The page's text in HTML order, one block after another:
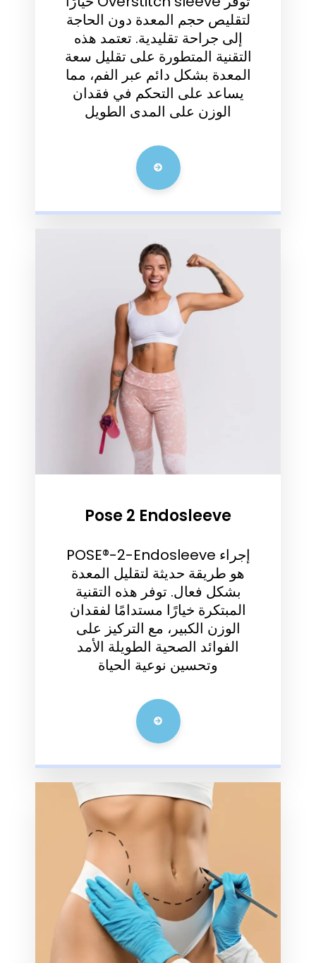
لتقليص حجم المعدة دون الحاجة
إلى جراحة تقليدية. تعتمد هذه
التقنية المتطورة على تقليل سعة
المعدة بشكل دائم عبر الفم، مما
يساعد على التحكم في فقدان
الوزن على المدى الطويل
Pose 2 Endosleeve
إجراء POSE®️-2-Endosleeve
هو طريقة حديثة لتقليل المعدة
بشكل فعال. توفر هذه التقنية
المبتكرة خيارًا مستدامًا لفقدان
الوزن الكبير، مع التركيز على
الفوائد الصحية الطويلة الأمد
وتحسين نوعية الحياة